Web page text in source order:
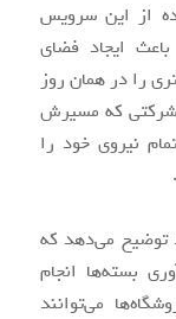
از این سرویس
ایجاد فضای
را در همان روز
شرکتی که مسیرش
نیروی خود را
توضیح می‌دهد که
بسته‌ها انجام
می‌توانند